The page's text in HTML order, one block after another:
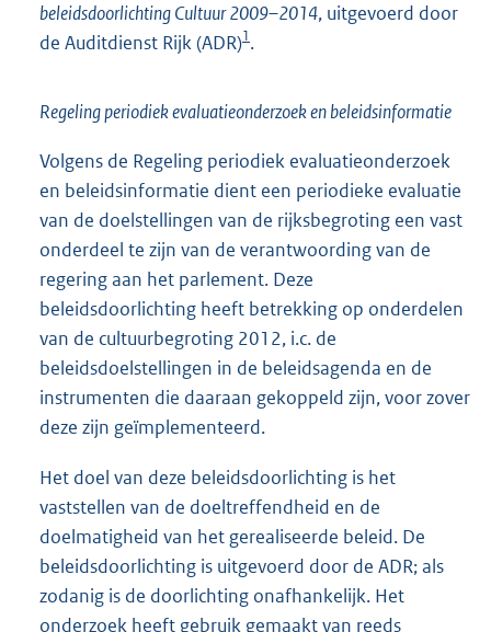
beleidsdoorlichting Cultuur 2009–2014, uitgevoerd door
de Auditdienst Rijk (ADR)1.
Regeling periodiek evaluatieonderzoek en beleidsinformatie
Volgens de Regeling periodiek evaluatieonderzoek
en beleidsinformatie dient een periodieke evaluatie
van de doelstellingen van de rijksbegroting een vast
onderdeel te zijn van de verantwoording van de
regering aan het parlement. Deze
beleidsdoorlichting heeft betrekking op onderdelen
van de cultuurbegroting 2012, i.c. de
beleidsdoelstellingen in de beleidsagenda en de
instrumenten die daaraan gekoppeld zijn, voor zover
deze zijn geïmplementeerd.
Het doel van deze beleidsdoorlichting is het
vaststellen van de doeltreffendheid en de
doelmatigheid van het gerealiseerde beleid. De
beleidsdoorlichting is uitgevoerd door de ADR; als
zodanig is de doorlichting onafhankelijk. Het
onderzoek heeft gebruik gemaakt van reeds